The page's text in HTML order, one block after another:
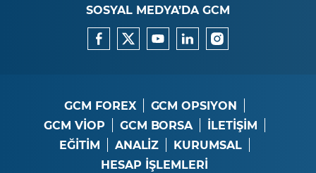
SOSYAL MEDYA’DA GCM
GCM FOREX
GCM OPSIYON
GCM VİOP
GCM BORSA
İLETİŞİM
EĞİTİM
ANALİZ
KURUMSAL
HESAP İŞLEMLERİ